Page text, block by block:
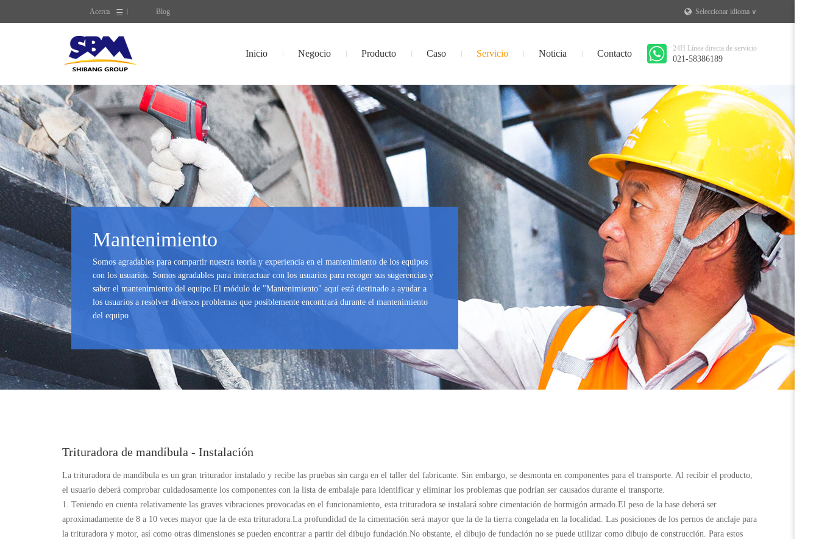
Seleccionar idioma ∨
Acerca Blog
Inicio Negocio Producto Caso Servicio Noticia Contacto 24H Línea directa de servicio
021-58386189
Mantenimiento
Somos agradables para compartir nuestra teoría y experiencia en el mantenimiento de los equipos
con los usuarios. Somos agradables para interactuar con los usuarios para recoger sus sugerencias y
saber el mantenimiento del equipo.El módulo de "Mantenimiento" aquí está destinado a ayudar a
los usuarios a resolver diversos problemas que posiblemente encontrará durante el mantenimiento
del equipo
Trituradora de mandíbula - Instalación
La trituradora de mandíbula es un gran triturador instalado y recibe las pruebas sin carga en el taller del fabricante. Sin embargo, se desmonta en componentes para el transporte. Al recibir el producto,
el usuario deberá comprobar cuidadosamente los componentes con la lista de embalaje para identificar y eliminar los problemas que podrían ser causados durante el transporte.
1. Teniendo en cuenta relativamente las graves vibraciones provocadas en el funcionamiento, esta trituradora se instalará sobre cimentación de hormigón armado.El peso de la base deberá ser
aproximadamente de 8 a 10 veces mayor que la de esta trituradora.La profundidad de la cimentación será mayor que la de la tierra congelada en la localidad. Las posiciones de los pernos de anclaje para
la trituradora y motor, así como otras dimensiones se pueden encontrar a partir del dibujo fundación.No obstante, el dibujo de fundación no se puede utilizar como dibujo de construcción. Para estos